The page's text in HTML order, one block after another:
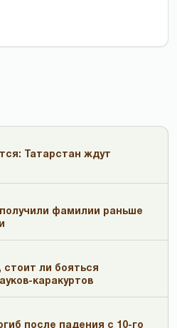
Татарстан ждут
фамилии раньше
ли бояться
каракуртов
после падения с 10-го